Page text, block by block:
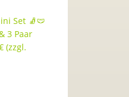
Set 🧦🩲
3 Paar
(zzgl.